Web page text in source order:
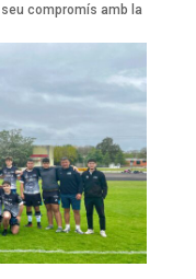
compromís amb la